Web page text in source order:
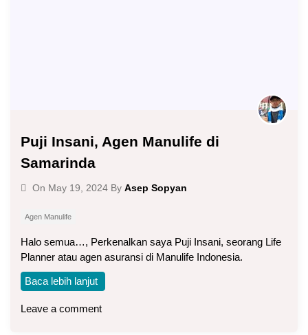
Puji Insani, Agen Manulife di
Samarinda
On May 19, 2024 By Asep Sopyan
Agen Manulife
Halo semua…, Perkenalkan saya Puji Insani, seorang Life
Planner atau agen asuransi di Manulife Indonesia.
Baca lebih lanjut
Leave a comment